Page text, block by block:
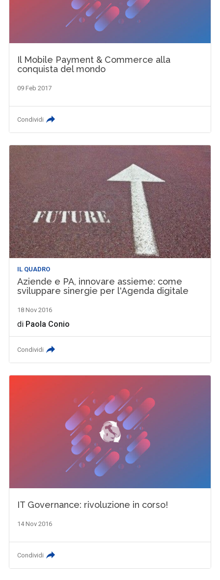
Il Mobile Payment & Commerce alla
conquista del mondo
09 Feb 2017
Condividi
IL QUADRO
Aziende e PA, innovare assieme: come
sviluppare sinergie per l'Agenda digitale
18 Nov 2016
di Paola Conio
Condividi
IT Governance: rivoluzione in corso!
14 Nov 2016
Condividi